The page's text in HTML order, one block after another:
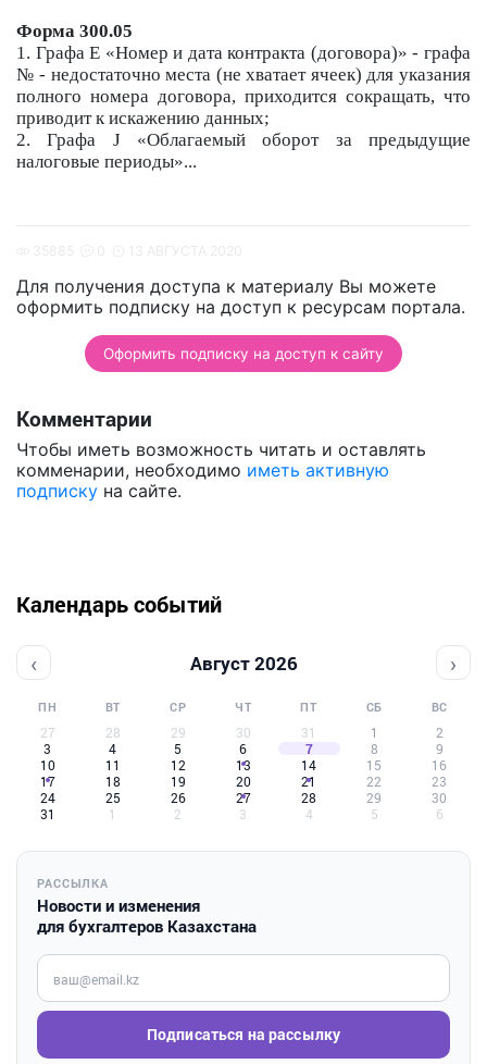
Форма 300.05
1. Графа E «Номер и дата контракта (договора)» - графа
№ - недостаточно места (не хватает ячеек) для указания
полного номера договора, приходится сокращать, что
приводит к искажению данных;
2. Графа J «Облагаемый оборот за предыдущие
налоговые периоды»...
Для получения доступа к материалу Вы можете
оформить подписку на доступ к ресурсам портала.
Оформить подписку на доступ к сайту
Комментарии
Чтобы иметь возможность читать и оставлять
комменарии, необходимо иметь активную
подписку на сайте.
Календарь событий
‹ Август 2026 ›
ПН ВТ СР ЧТ ПТ СБ ВС
27 28 29 30 31 1
2
3
4 5 6 7 8
9
10
11 12 13 14 15
16
17
18 19 20 21 22
23
24
25 26 27 28 29
30
31
1 2 3 4 5 6
РАССЫЛКА
Новости и изменения
для бухгалтеров Казахстана
Введите ваш e-mail
Подписаться на рассылку